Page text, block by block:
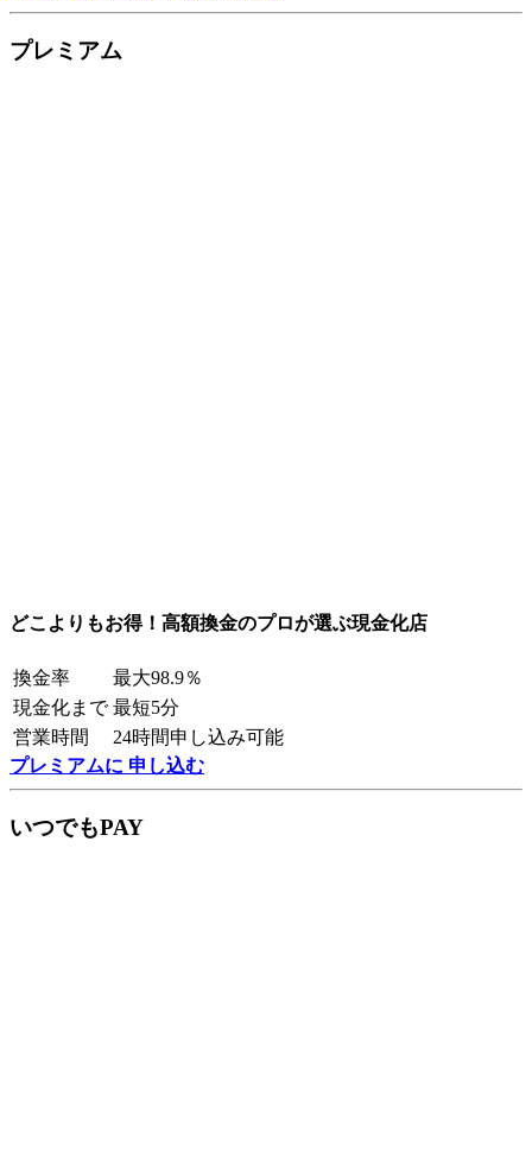
プレミアム
どこよりもお得！高額換金のプロが選ぶ現金化店
換金率
最大98.9％
現金化まで 最短5分
営業時間
24時間申し込み可能
プレミアムに 申し込む
いつでもPAY